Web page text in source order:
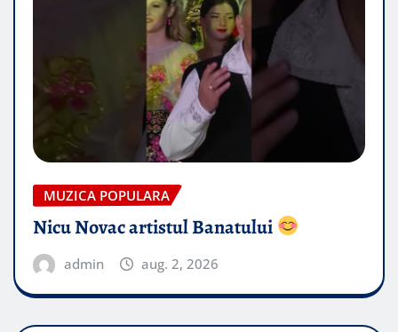
MUZICA POPULARA
Nicu Novac artistul Banatului
admin aug. 2, 2026